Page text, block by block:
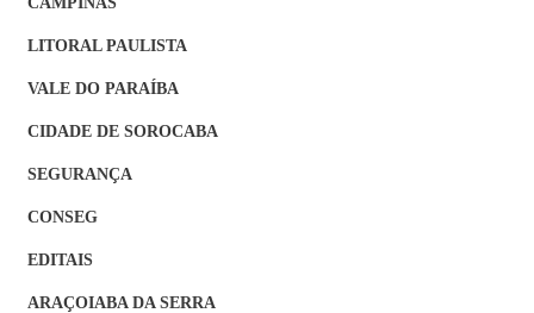
LITORAL PAULISTA
VALE DO PARAÍBA
CIDADE DE SOROCABA
SEGURANÇA
CONSEG
EDITAIS
ARAÇOIABA DA SERRA